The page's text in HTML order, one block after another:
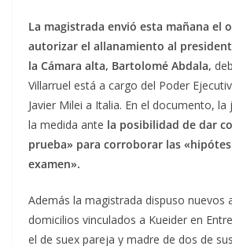
La magistrada envió esta mañana el
autorizar el allanamiento al
la Cámara alta, Bartolomé Abdala,
Villarruel está a cargo del Poder
Javier Milei a Italia. En el documento,
la medida ante la posibilidad de dar
prueba» para corroborar las
examen».
Además la magistrada dispuso nuevos
domicilios vinculados a Kueider en
el de suex pareja y madre de dos de